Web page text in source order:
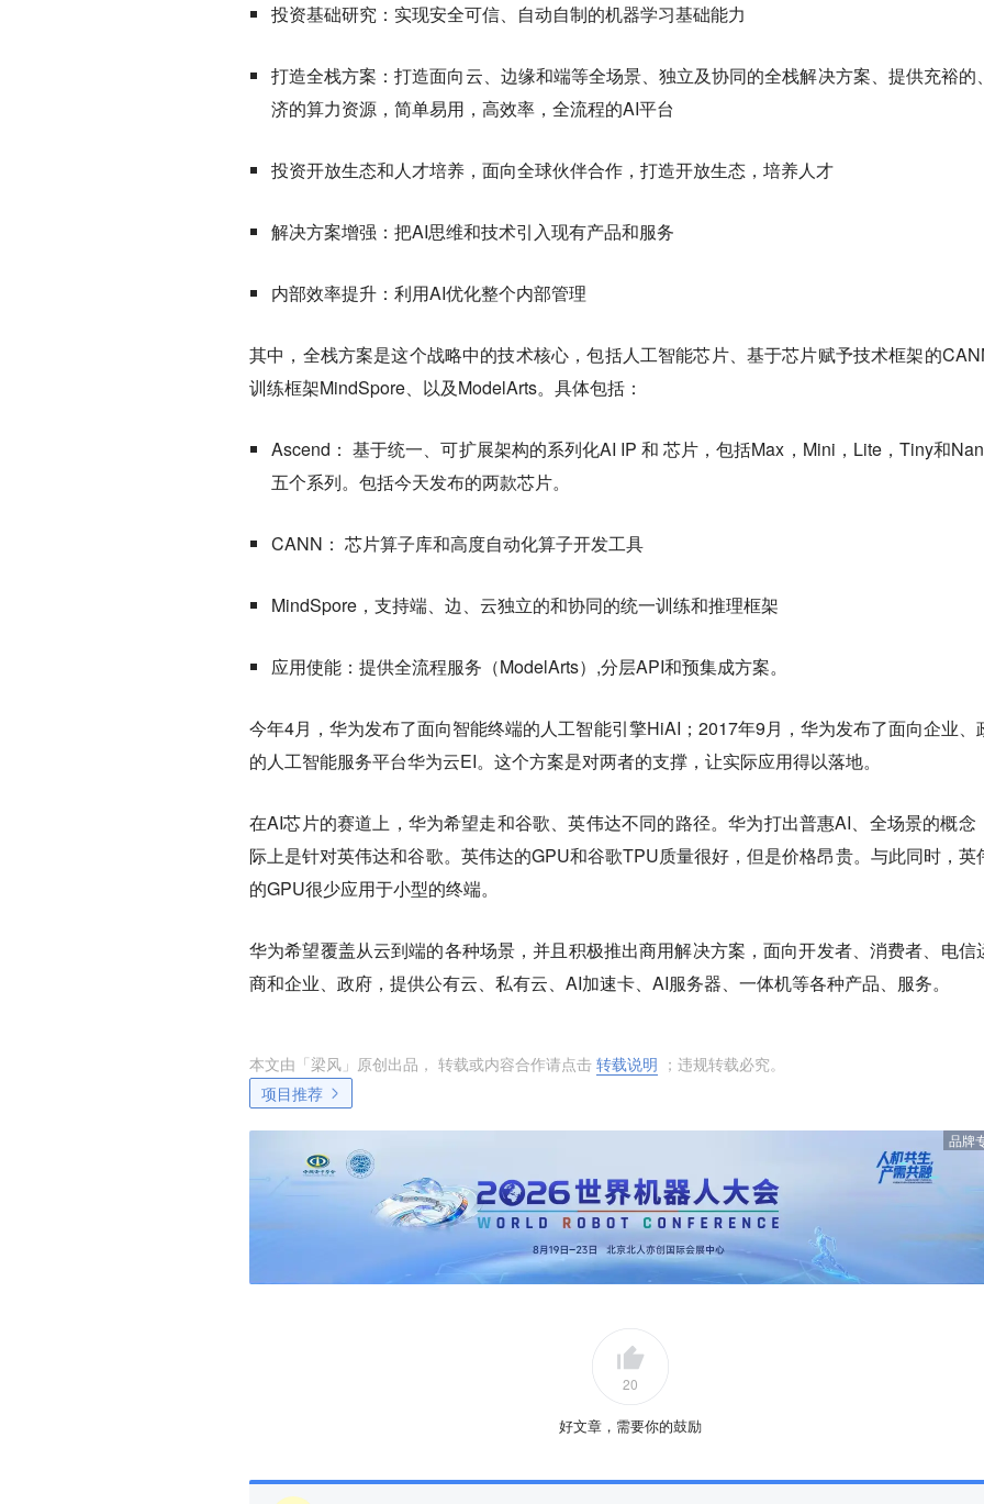
投资基础研究：实现安全可信、自动自制的机器学习基础能力
打造全栈方案：打造面向云、边缘和端等全场景、独立及协同的全栈解决方案、提供充裕的
济的算力资源，简单易用，高效率，全流程的AI平台
投资开放生态和人才培养，面向全球伙伴合作，打造开放生态，培养人才
解决方案增强：把AI思维和技术引入现有产品和服务
内部效率提升：利用AI优化整个内部管理
其中，全栈方案是这个战略中的技术核心，包括人工智能芯片、基于芯片赋予技术框架的
训练框架MindSpore、以及ModelArts。具体包括：
Ascend： 基于统一、可扩展架构的系列化AI IP 和 芯片，包括Max，Mini，Lite，Tiny和
五个系列。包括今天发布的两款芯片。
CANN： 芯片算子库和高度自动化算子开发工具
MindSpore，支持端、边、云独立的和协同的统一训练和推理框架
应用使能：提供全流程服务（ModelArts）,分层API和预集成方案。
今年4月，华为发布了面向智能终端的人工智能引擎HiAI； 2017年9月，华为发布了面向企业、
的人工智能服务平台华为云EI。这个方案是对两者的支撑，让实际应用得以落地。
在AI芯片的赛道上，华为希望走和谷歌、英伟达不同的路径。华为打出普惠AI、全场景的概念
际上是针对英伟达和谷歌。英伟达的GPU和谷歌TPU质量很好，但是价格昂贵。与此同时，英
的GPU很少应用于小型的终端。
华为希望覆盖从云到端的各种场景，并且积极推出商用解决方案，面向开发者、消费者、电信
商和企业、政府，提供公有云、私有云、 AI加速卡、AI服务器、一体机等各种产品、服务。
本文由「梁风 」原创出品， 转载或内容合作请点击 转载说明 ；违规转载必究。
项目推荐
品牌
20
好文章，需要你的鼓励